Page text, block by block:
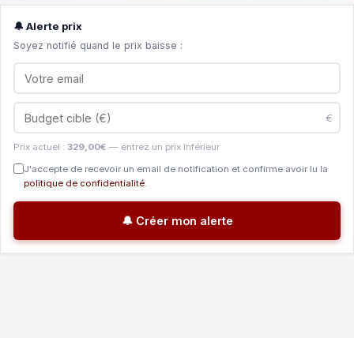
🔔 Alerte prix
Soyez notifié quand le prix baisse :
€
Prix actuel : 329,00€ — entrez un prix inférieur
J'accepte de recevoir un email de notification et confirme avoir lu la
politique de confidentialité.
🔔 Créer mon alerte